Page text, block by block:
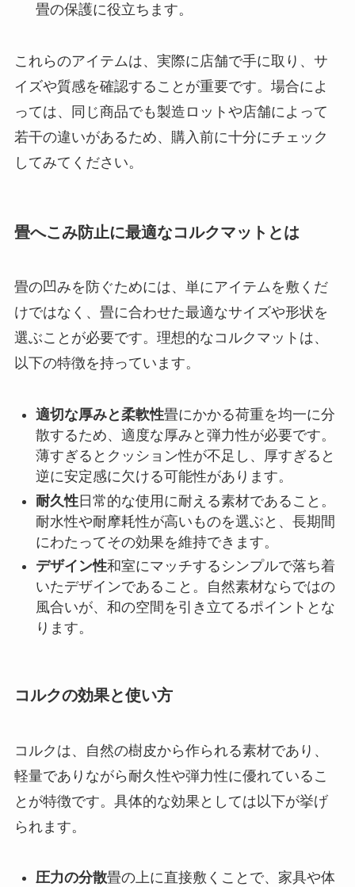
畳の保護に役立ちます。
これらのアイテムは、実際に店舗で手に取り、サ
イズや質感を確認することが重要です。場合によ
っては、同じ商品でも製造ロットや店舗によって
若干の違いがあるため、購入前に十分にチェック
してみてください。
畳へこみ防止に最適なコルクマットとは
畳の凹みを防ぐためには、単にアイテムを敷くだ
けではなく、畳に合わせた最適なサイズや形状を
選ぶことが必要です。理想的なコルクマットは、
以下の特徴を持っています。
適切な厚みと柔軟性畳にかかる荷重を均一に分
散するため、適度な厚みと弾力性が必要です。
薄すぎるとクッション性が不足し、厚すぎると
逆に安定感に欠ける可能性があります。
耐久性日常的な使用に耐える素材であること。
耐水性や耐摩耗性が高いものを選ぶと、長期間
にわたってその効果を維持できます。
デザイン性和室にマッチするシンプルで落ち着
いたデザインであること。自然素材ならではの
風合いが、和の空間を引き立てるポイントとな
ります。
コルクの効果と使い方
コルクは、自然の樹皮から作られる素材であり、
軽量でありながら耐久性や弾力性に優れているこ
とが特徴です。具体的な効果としては以下が挙げ
られます。
圧力の分散畳の上に直接敷くことで、家具や体